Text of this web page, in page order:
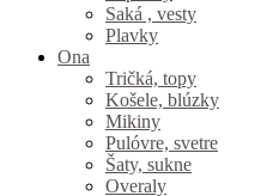
Saká , vesty
Plavky
Ona
Tričká, topy
Košele, blúzky
Mikiny
Pulóvre, svetre
Šaty, sukne
Overaly